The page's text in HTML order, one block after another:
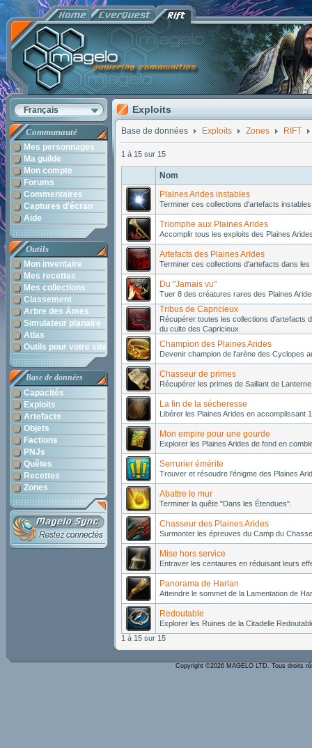
Français
Communauté
Mes personnages
Ma guilde
Mon compte
Forums
Commentaires
Captures d'écran
Aide
Outils
Mon inventaire
Mes recettes
Mes collections
Classement
Arbre des Âmes
Simulateur planaire
Atlas
Outils pour votre site
Base de données
Capacités
Exploits
Artefacts
Objets
Factions
PNJs
Quêtes
Recettes
Zones
Exploits
Base de données Exploits Zones RIFT
1 à 15 sur 15
Nom
Plaines Arides instables
Terminer ces collections d'artefacts
Triomphe aux Plaines Arides
Accomplir tous les exploits des Plaines
Artefacts des Plaines Arides
Terminer ces collections d'artefacts dans les
Du "Jamais vu"
Tuer 8 des créatures rares des Plaines
Tribus de Capricieux
Récupérer toutes les collections d'artefacts
du culte des Capricieux.
Champion des Plaines Arides
Devenir champion de l'arène des Cyclopes
Chasseur de primes
Récupérer les primes de Saillant de
La fin de la sécheresse
Libérer les Plaines Arides en accomplissant
Mon empire pour une gourde
Explorer les Plaines Arides de fond en
Serrurier émérite
Trouver et résoudre l'énigme des Plaines
Abattre le mur
Terminer la quête "Dans les Étendues".
Chasseur des Plaines Arides
Surmonter les épreuves du Camp du
Mise hors service
Entraver les centaures en réduisant leurs
Panorama de Harlan
Atteindre le sommet de la Lamentation de
Redoutable
Explorer les Ruines de la Citadelle
1 à 15 sur 15
Copyright ©2026 MAGELO LTD. Tous droits